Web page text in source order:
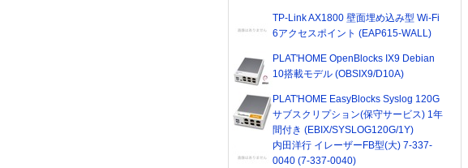
TP-Link AX1800 壁面埋め込み型 Wi-Fi
6アクセスポイント (EAP615-WALL)
PLAT'HOME OpenBlocks IX9 Debian
10搭載モデル (OBSIX9/D10A)
PLAT'HOME EasyBlocks Syslog 120G
サブスクリプション(保守サービス) 1年
間付き (EBIX/SYSLOG120G/1Y)
内田洋行 イレーザーFB型(大) 7-337-
0040 (7-337-0040)